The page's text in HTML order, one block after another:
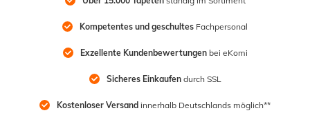
Kompetentes und geschultes Fachpersonal
Exzellente Kundenbewertungen bei eKomi
Sicheres Einkaufen durch SSL
Kostenloser Versand innerhalb Deutschlands möglich**